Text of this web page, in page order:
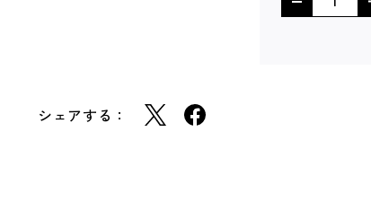
シェアする：